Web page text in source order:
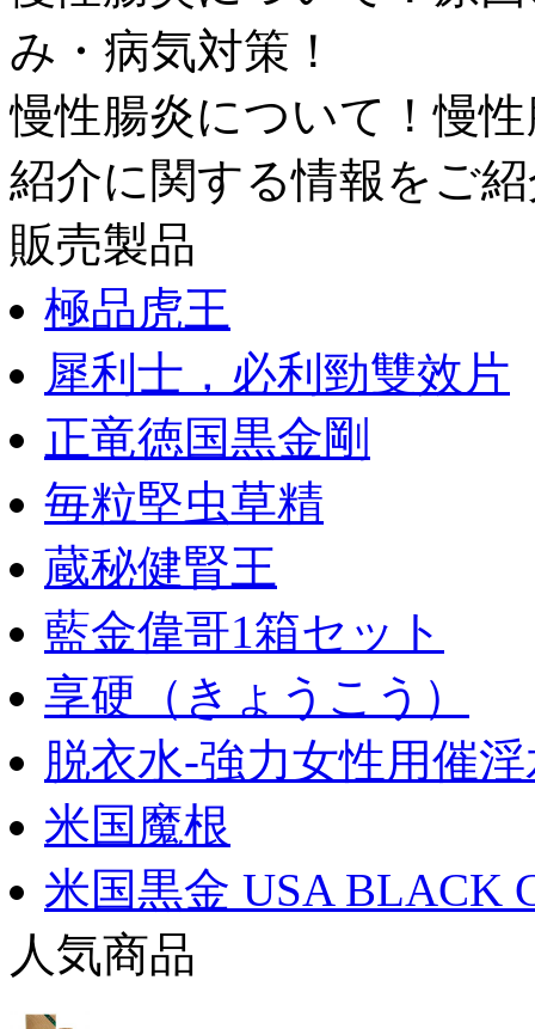
み・病気対策！
慢性腸炎について！慢
紹介に関する情報をご
販売製品
極品虎王
犀利士，必利勁雙效片
正竜徳国黒金剛
毎粒堅虫草精
蔵秘健腎王
藍金偉哥1箱セット
享硬（きょうこう）
脱衣水-強力女性用催
米国魔根
米国黒金 USA BLACK
人気商品